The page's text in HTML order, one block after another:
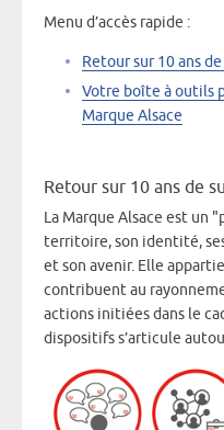
Menu d’accès rapide :
Retour sur 10 ans
Votre boîte à outils
Marque Alsace
Retour sur 10 ans de
La Marque Alsace est un
territoire, son identité,
et son avenir. Elle
contribuent au
actions initiées dans le
dispositifs s’articule